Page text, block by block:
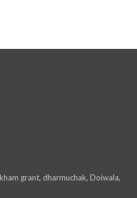
grant, dharmuchak, Doiwala,